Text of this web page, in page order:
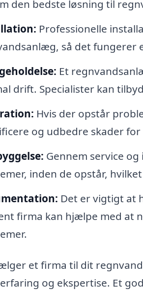
den bedste løsning til
Professionelle
så det fungerer
Et
drift. Specialister kan
Hvis der opstår
og udbedre skader
Gennem service
inden de opstår,
Det er vigtigt at
firma kan hjælpe med at
et firma til dit
og ekspertise. Et